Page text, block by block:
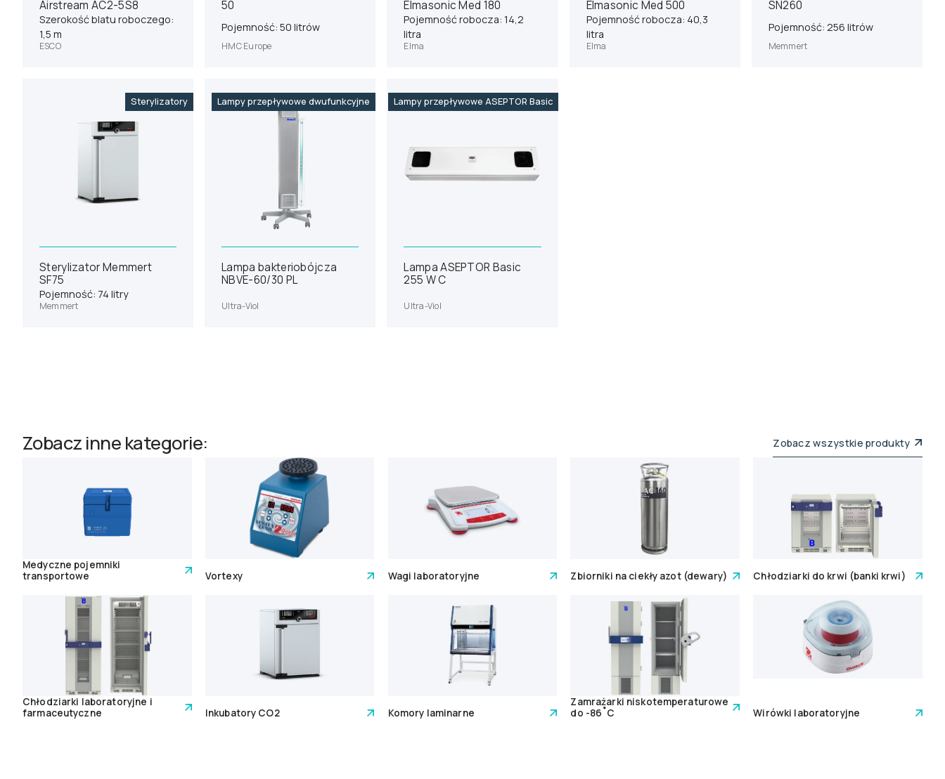
Airstream AC2-5S8
Szerokość blatu roboczego:
1,5 m
ESCO
50
Pojemność: 50 litrów
HMC Europe
Elmasonic Med 180
Pojemność robocza: 14,2
litra
Elma
Elmasonic Med 500
Pojemność robocza: 40,3
litra
Elma
SN260
Pojemność: 256 litrów
Memmert
Sterylizatory
Sterylizator Memmert
SF75
Pojemność: 74 litry
Memmert
Lampy przepływowe dwufunkcyjne
Lampa bakteriobójcza
NBVE-60/30 PL
Ultra-Viol
Lampy przepływowe ASEPTOR Basic
Lampa ASEPTOR Basic
255 W C
Ultra-Viol
Zobacz inne kategorie: Zobacz wszystkie produkty
Medyczne pojemniki
transportowe
Vortexy Wagi laboratoryjne Zbiorniki na ciekły azot (dewary) Chłodziarki do krwi (banki krwi)
Chłodziarki laboratoryjne i
farmaceutyczne
Inkubatory CO2 Komory laminarne
Zamrażarki niskotemperaturowe
do -86˚C
Wirówki laboratoryjne